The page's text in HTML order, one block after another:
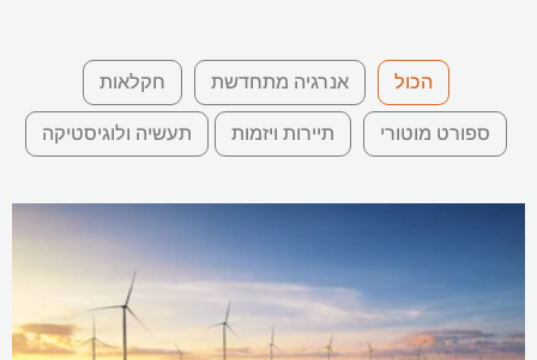
הכול אנרגיה מתחדשת חקלאות
ספורט מוטורי תיירות ויזמות תעשיה ולוגיסטיקה